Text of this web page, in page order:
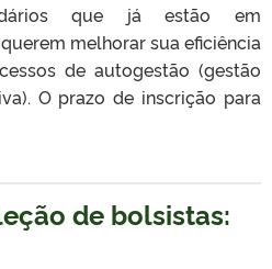
que já estão em
melhorar sua eficiência
de autogestão (gestão
O prazo de inscrição para
de bolsistas: